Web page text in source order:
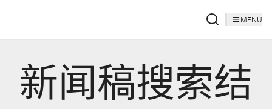
MENU
新闻稿搜索结